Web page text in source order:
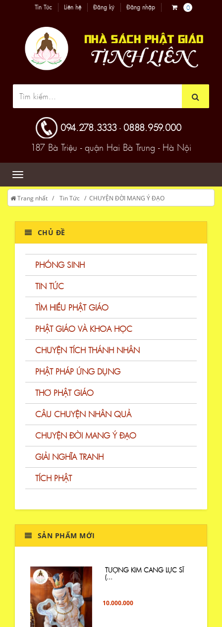
Tin Tức Liên hệ Đăng ký Đăng nhập 0
094.278.3333 - 0888.959.000
187 Bà Triệu - quận Hai Bà Trưng - Hà Nội
Trang nhất Tin Tức CHUYỆN ĐỜI MANG Ý ĐẠO
CHỦ ĐỀ
PHÓNG SINH
TIN TỨC
TÌM HIỂU PHẬT GIÁO
PHẬT GIÁO VÀ KHOA HỌC
CHUYỆN TÍCH THÁNH NHÂN
PHẬT PHÁP ỨNG DỤNG
THƠ PHẬT GIÁO
CÂU CHUYỆN NHÂN QUẢ
CHUYỆN ĐỜI MANG Ý ĐẠO
GIẢI NGHĨA TRANH
TÍCH PHẬT
SẢN PHẨM MỚI
TƯỢNG KIM CANG LỰC SĨ
(...
10.000.000